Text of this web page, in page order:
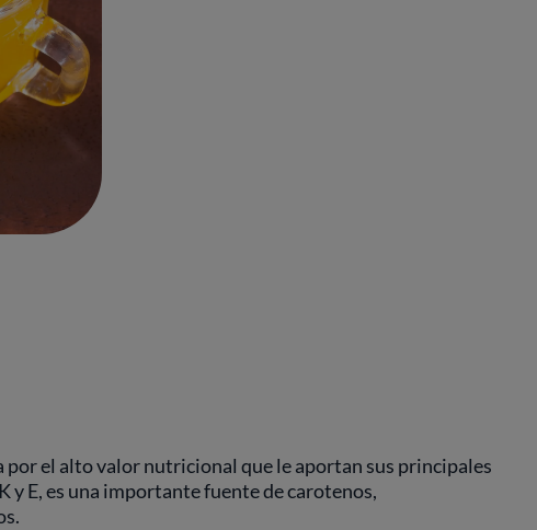
por el alto valor nutricional que le aportan sus principales
y E, es una importante fuente de carotenos,